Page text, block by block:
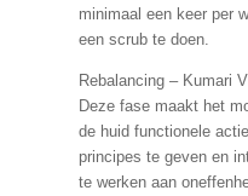
minimaal een keer per
een scrub te doen.
Rebalancing – Kumari
Deze fase maakt het
de huid functionele
principes te geven en
te werken aan